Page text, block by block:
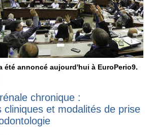
été annoncé aujourd'hui à EuroPerio9.
chronique :
cliniques et modalités de prise